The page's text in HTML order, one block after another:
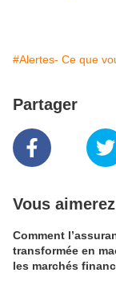
#Alertes- Ce que
Partager
Vous
Comment
transformée en
les marchés